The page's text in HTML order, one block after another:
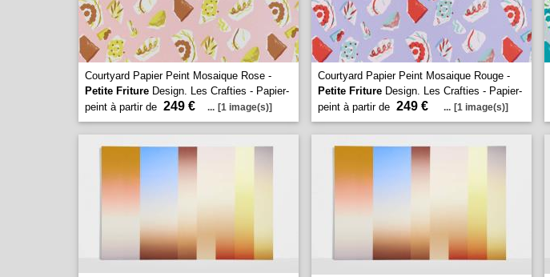
Courtyard Papier Peint Mosaique Rose -
Petite Friture Design. Les Crafties - Papier-
peint à partir de 249 € ... [1 image(s)]
Courtyard Papier Peint Mosaique Rouge -
Petite Friture Design. Les Crafties - Papier-
peint à partir de 249 € ... [1 image(s)]